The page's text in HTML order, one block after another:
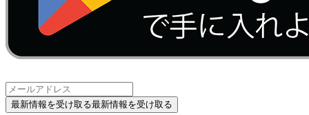
最新情報を受け取る最新情報を受け取る